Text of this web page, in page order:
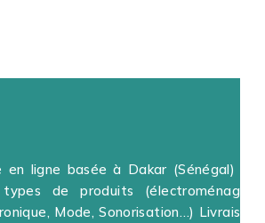
ligne basée à Dakar (Sénégal) et
de produits (électroménager,
Mode, Sonorisation…) Livraison